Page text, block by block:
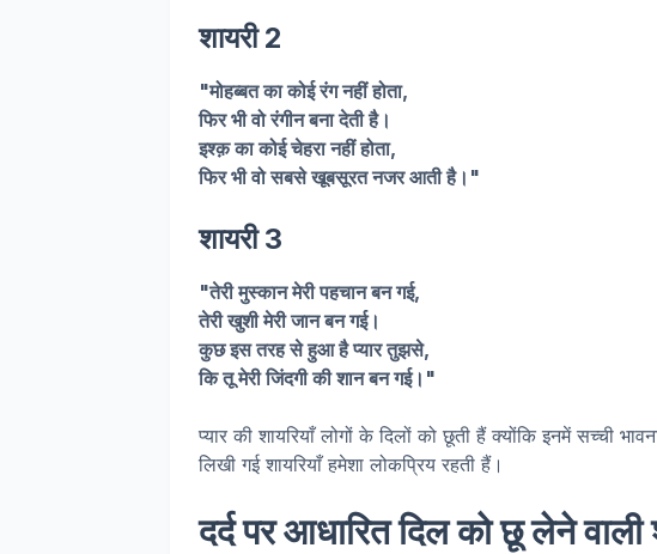
शायरी 2
"मोहब्बत का कोई रंग नहीं होता,
फिर भी वो रंगीन बना देती है।
इश्क़ का कोई चेहरा नहीं होता,
फिर भी वो सबसे खूबसूरत नजर आती है।"
शायरी 3
"तेरी मुस्कान मेरी पहचान बन गई,
तेरी खुशी मेरी जान बन गई।
कुछ इस तरह से हुआ है प्यार तुझसे,
कि तू मेरी जिंदगी की शान बन गई।"
प्यार की शायरियाँ लोगों के दिलों को छूती हैं क्योंकि इनमें सच्ची
लिखी गई शायरियाँ हमेशा लोकप्रिय रहती हैं।
दर्द पर आधारित दिल को छू लेने वाली